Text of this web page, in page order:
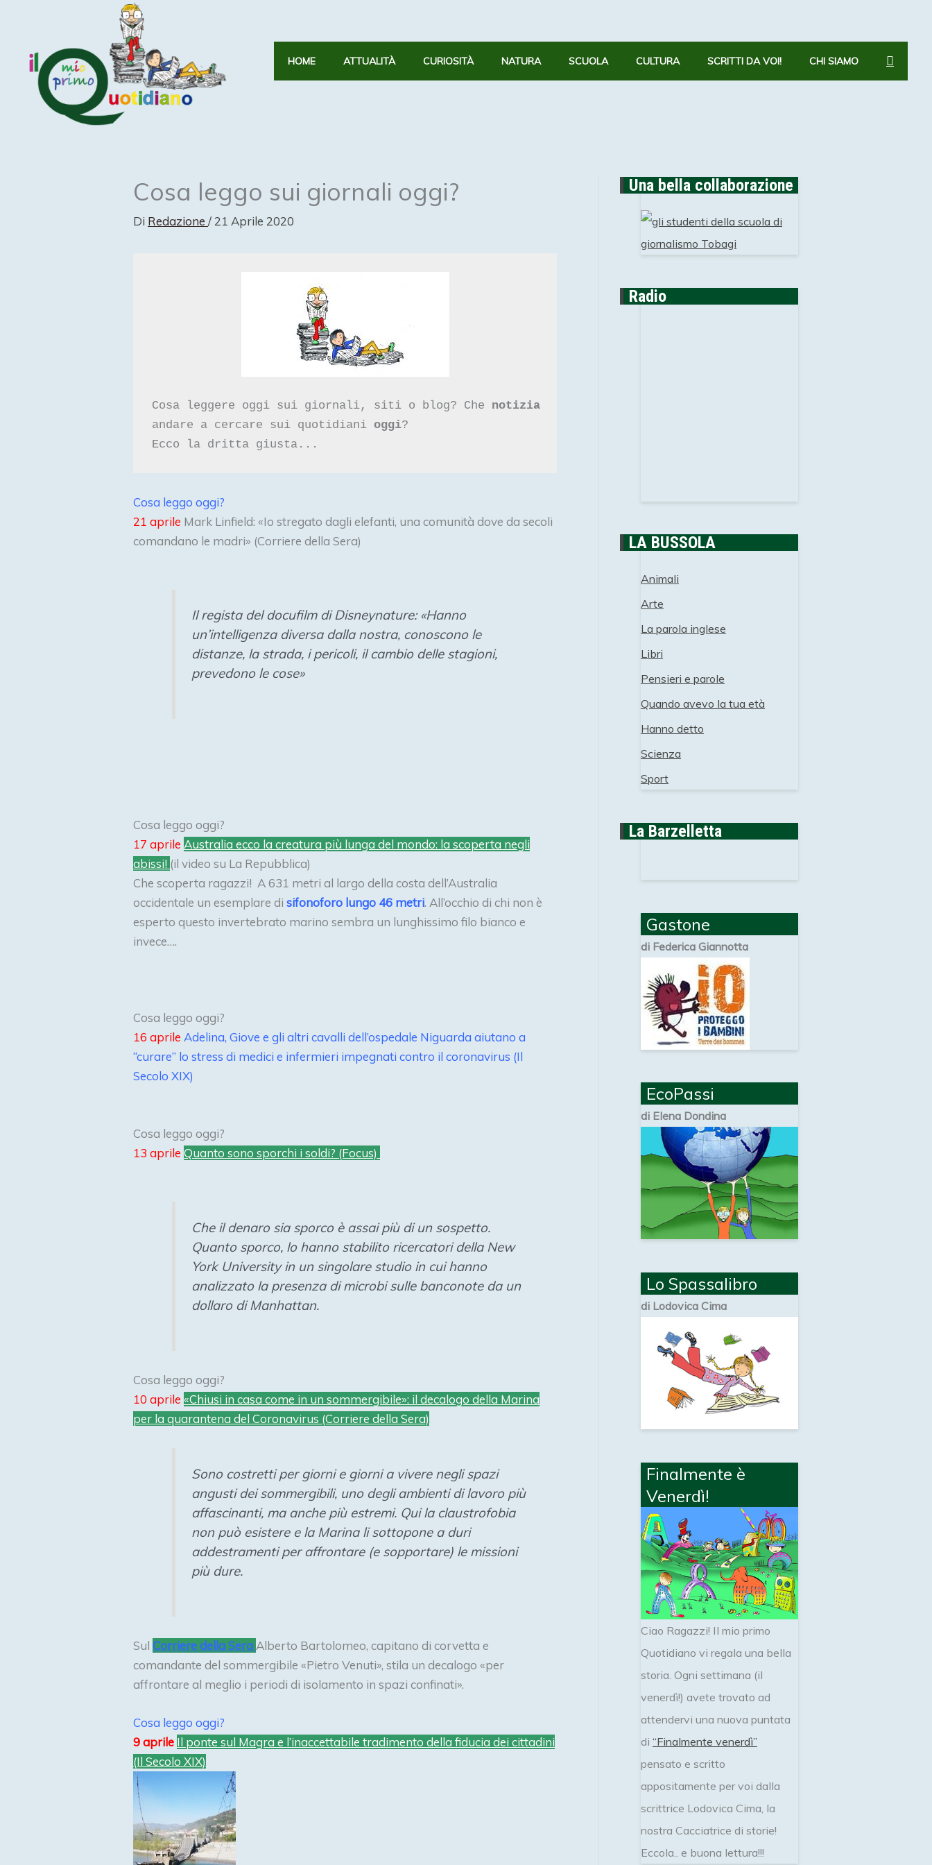
HOME ATTUALITÀ CURIOSITÀ NATURA SCUOLA CULTURA SCRITTI DA VOI! CHI SIAMO CERCA
Cosa leggo sui giornali oggi?
Di Redazione / 21 Aprile 2020
Cosa leggere oggi sui giornali, siti o blog? Che
andare a cercare sui quotidiani oggi?
Cosa leggo oggi?
21 aprile Mark Linfield: «Io stregato dagli elefanti, una comunità dove da secoli
comandano le madri» (Corriere della Sera)
Il regista del docufilm di Disneynature: «Hanno
un’intelligenza diversa dalla nostra, conoscono le
distanze, la strada, i pericoli, il cambio delle stagioni,
prevedono le cose»
Cosa leggo oggi?
17 aprile Australia ecco la creatura più lunga del mondo: la scoperta negli
abissi! (il video su La Repubblica)
Che scoperta ragazzi! A 631 metri al largo della costa dell’Australia
occidentale un esemplare di sifonoforo lungo 46 metri. All’occhio di chi non è
esperto questo invertebrato marino sembra un lunghissimo filo bianco e
invece….
Cosa leggo oggi?
16 aprile Adelina, Giove e gli altri cavalli dell’ospedale Niguarda aiutano a
“curare” lo stress di medici e infermieri impegnati contro il coronavirus (Il
Secolo XIX)
Cosa leggo oggi?
13 aprile Quanto sono sporchi i soldi? (Focus)
Che il denaro sia sporco è assai più di un sospetto.
Quanto sporco, lo hanno stabilito ricercatori della New
York Universityin un singolare studio in cui hanno
analizzato la presenza di microbi sulle banconote da un
dollaro di Manhattan.
Cosa leggo oggi?
10 aprile «Chiusi in casa come in un sommergibile»: il decalogo della Marina
per la quarantena del Coronavirus (Corriere della Sera)
Sono costretti per giorni e giorni a vivere negli spazi
angusti dei sommergibili, uno degli ambienti di lavoro più
affascinanti, ma anche più estremi. Qui la claustrofobia
non può esistere e la Marina li sottopone a duri
addestramenti per affrontare (e sopportare) le missioni
più dure.
Sul Corriere della Sera Alberto Bartolomeo, capitano di corvetta e
comandante del sommergibile «Pietro Venuti», stila un decalogo «per
affrontare al meglio i periodi di isolamento in spazi confinati».
Cosa leggo oggi?
9 aprile Il ponte sul Magra e l’inaccettabile tradimento della fiducia dei cittadini
(Il Secolo XIX)
Una bella collaborazione
Radio
LA BUSSOLA
Animali
Arte
La parola inglese
Libri
Pensieri e parole
Quando avevo la tua età
Hanno detto
Scienza
Sport
La Barzelletta
Gastone
di Federica Giannotta
EcoPassi
di Elena Dondina
Lo Spassalibro
di Lodovica Cima
Finalmente è
Venerdì!
Ciao Ragazzi! Il mio primo
Quotidiano vi regala una bella
storia. Ogni settimana (il
venerdì!) avete trovato ad
attendervi una nuova puntata
di “Finalmente venerdì”
pensato e scritto
appositamente per voi dalla
scrittrice Lodovica Cima, la
nostra Cacciatrice di storie!
Eccola.. e buona lettura!!!